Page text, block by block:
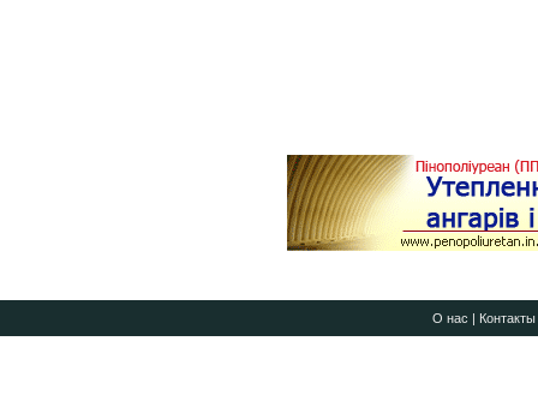
О нас | Контакты